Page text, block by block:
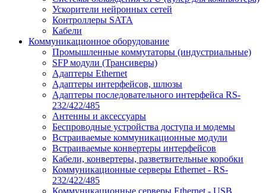
Ускорители нейронных сетей
Контроллеры SATA
Кабели
Коммуникационное оборудование
Промышленные коммутаторы (индустриальные)
SFP модули (Трансиверы)
Адаптеры Ethernet
Адаптеры интерфейсов, шлюзы
Адаптеры последовательного интерфейса RS-
232/422/485
Антенны и аксессуары
Беспроводные устройства доступа и модемы
Встраиваемые коммуникационные модули
Встраиваемые конвертеры интерфейсов
Кабели, конвертеры, разветвительные коробки
Коммуникационные серверы Ethernet - RS-
232/422/485
Коммуникационные серверы Ethernet - USB